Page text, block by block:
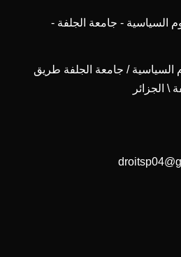
السياسية - جامعة الجلفة -
/ جامعة الجلفة طريق